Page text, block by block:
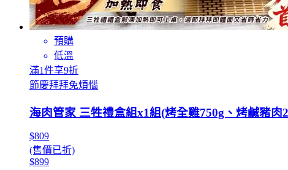
預購
低溫
滿1件享9折
節慶拜拜免煩惱
海肉管家 三牲禮盒組x1組(烤全雞750g、烤鹹豬
$809
(售價已折)
$899